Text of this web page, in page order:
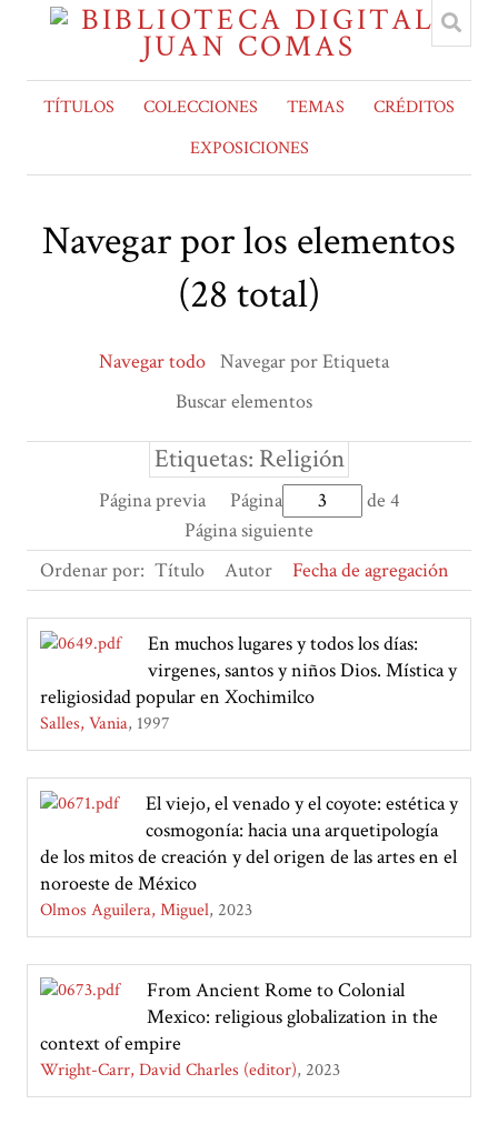
TÍTULOS COLECCIONES TEMAS
CRÉDITOS
EXPOSICIONES
Navegar por los elementos
(28 total)
Navegar todo Navegar por Etiqueta
Buscar elementos
Etiquetas: Religión
Página previa Página
de 4
Página siguiente
Ordenar por: Título Autor Fecha de agregación
En muchos lugares y todos los días:
virgenes, santos y niños Dios. Mística y
religiosidad popular en Xochimilco
Salles, Vania 1997
El viejo, el venado y el coyote: estética y
cosmogonía: hacia una arquetipología
de los mitos de creación y del origen de las artes en el
noroeste de México
Olmos Aguilera, Miguel 2023
From Ancient Rome to Colonial
Mexico: religious globalization in the
context of empire
Wright-Carr, David Charles (editor) 2023